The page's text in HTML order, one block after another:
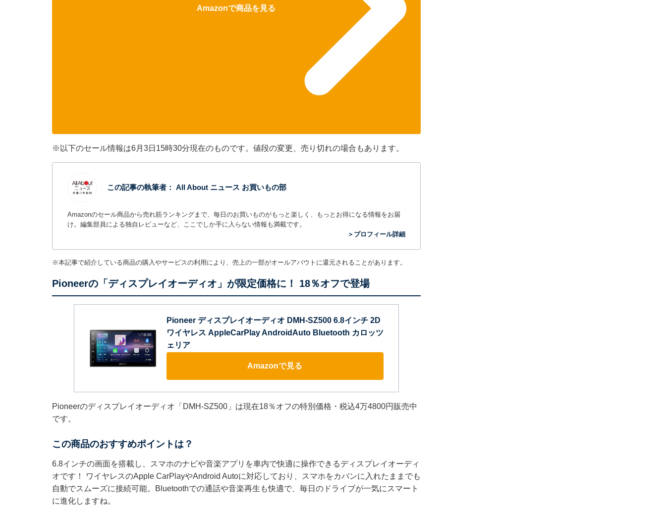
Amazonで商品を見る
※以下のセール情報は6月3日15時30分現在のものです。値段の変更、売り切れの場合もあります。
この記事の執筆者： All About ニュース お買いもの部
Amazonのセール商品から売れ筋ランキングまで、毎日のお買いものがもっと楽しく、もっとお得になる情報をお届
け。編集部員による独自レビューなど、ここでしか手に入らない情報も満載です。
＞プロフィール詳細
※本記事で紹介している商品の購入やサービスの利用により、売上の一部がオールアバウトに還元されることがあります。
Pioneerの「ディスプレイオーディオ」が限定価格に！ 18％オフで登場
Pioneer ディスプレイオーディオ DMH-SZ500 6.8インチ 2D
ワイヤレス AppleCarPlay AndroidAuto Bluetooth カロッツ
ェリア
Amazonで見る
Pioneerのディスプレイオーディオ「DMH-SZ500」は現在18％オフの特別価格・税込4万4800円販売中
です。
この商品のおすすめポイントは？
6.8インチの画面を搭載し、スマホのナビや音楽アプリを車内で快適に操作できるディスプレイオーディ
オです！ ワイヤレスのApple CarPlayやAndroid Autoに対応しており、スマホをカバンに入れたままでも
自動でスムーズに接続可能。Bluetoothでの通話や音楽再生も快適で、毎日のドライブが一気にスマート
に進化しますね。